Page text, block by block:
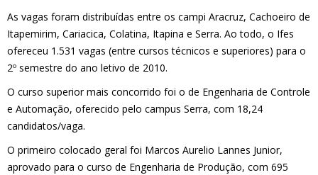
As vagas foram distribuídas entre os campi Aracruz, Cachoeiro de
Itapemirim, Cariacica, Colatina, Itapina e Serra. Ao todo, o Ifes
ofereceu 1.531 vagas (entre cursos técnicos e superiores) para o
2º semestre do ano letivo de 2010.
O curso superior mais concorrido foi o de Engenharia de Controle
e Automação, oferecido pelo campus Serra, com 18,24
candidatos/vaga.
O primeiro colocado geral foi Marcos Aurelio Lannes Junior,
aprovado para o curso de Engenharia de Produção, com 695